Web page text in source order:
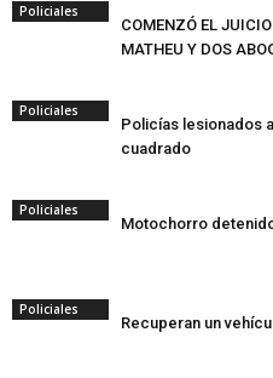
Policiales
COMENZÓ EL
MATHEU Y DOS
Policiales
Policías lesionados
cuadrado
Policiales
Motochorro
Policiales
Recuperan un